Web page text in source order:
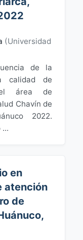
(Universidad
de la
calidad de
área de
Chavín de
2022.
en
atención
de